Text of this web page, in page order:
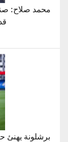
برشلونة يهنئ